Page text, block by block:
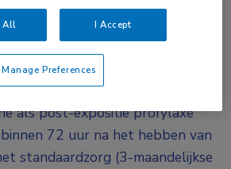
overdraagbare
voorkomen, lijkt dit niet het
vrouwen.
onderzoek werd
als post-expositie profylaxe
72 uur na het hebben van
standaardzorg (3-maandelijkse
All I Accept
Manage Preferences